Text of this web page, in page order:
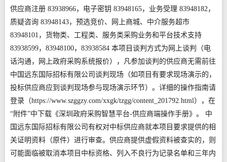
供应商注册 83938966，电子密钥 83948165，业务受理 83948182，
质疑咨询 83948143，预选竞价、网上商城、中介服务超市
83948101，货物类、工程类、服务类采购业务和平台技术支持
83938599，83948100，83938584 本项目谈判方式为网上谈判（电
话沟通，网上政府采购系统报价），凡参加谈判的供应商无需前往
中国远东国际招标有限公司谈判现场（如项目有要求现场演示的，
投标供应商应到谈判现场参与现场演示环节）。详细的操作指南请
登录（https://www.szggzy.com/xxgk/tzgg/content_201792.html），在
“附件”中下载《深圳政府采购智慧平台-供应商端操作手册》。 中
国远东国际招标有限公司有权对中标供应商就本项目要求提供的相
关证明资料（原件）进行审查。供应商提供虚假资料被查实的，则
可能面临被取消本项目中标资格、列入不良行为记录名单和三年内